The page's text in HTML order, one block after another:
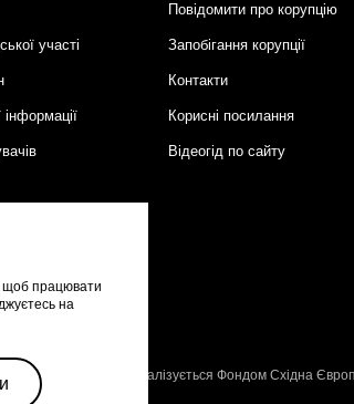
Повідомити про корупцію
участі Запобігання корупції
Контакти
Корисні посилання
Відеогід по сайту
програми , що реалізується Фондом Східна
щоб працювати
на